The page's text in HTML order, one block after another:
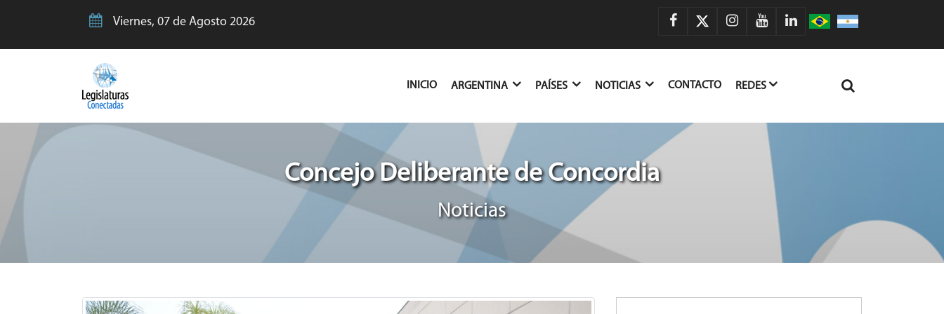
Viernes, 07 de Agosto 2026
INICIO(CURRENT)
ARGENTINA PAÍSES NOTICIAS CONTACTO REDES
Concejo Deliberante de Concordia
Noticias